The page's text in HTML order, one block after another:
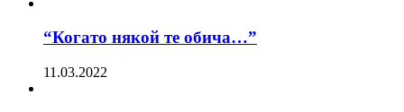
“Когато някой те обича…”
11.03.2022